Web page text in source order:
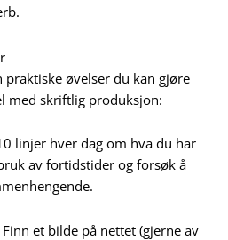
øvelser du kan gjøre
med skriftlig produksjon:
linjer hver dag om hva du har
av fortidstider og forsøk å
Finn et bilde på nettet (gjerne av